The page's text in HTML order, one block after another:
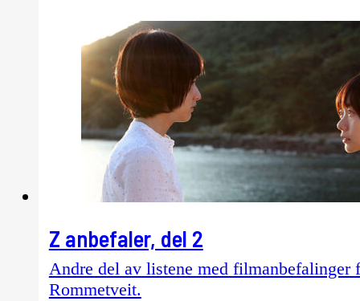
Z anbefaler, del 2
Andre del av listene med filmanbefalinger
Rommetveit.